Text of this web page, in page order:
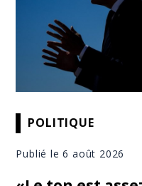
POLITIQUE
Publié le 6 août 2026